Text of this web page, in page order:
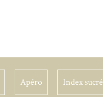
Apéro Index sucré